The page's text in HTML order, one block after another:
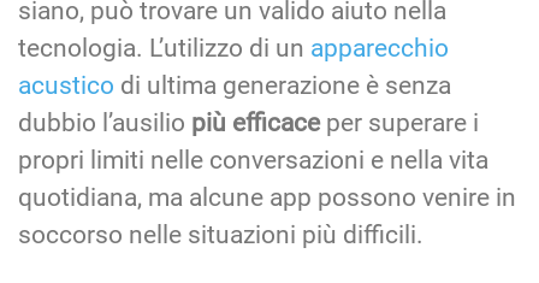
siano, può trovare un valido aiuto nella
tecnologia. L’utilizzo di un apparecchio
acustico di ultima generazione è senza
dubbio l’ausilio più efficaceper superare i
propri limiti nelle conversazioni e nella vita
quotidiana, ma alcune app possono venire in
soccorso nelle situazioni più difficili.